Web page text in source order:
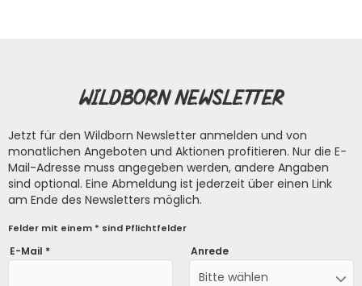
Wildborn Newsletter
Jetzt für den Wildborn Newsletter anmelden und von
monatlichen Angeboten und Aktionen profitieren. Nur die E-
Mail-Adresse muss angegeben werden, andere Angaben
sind optional. Eine Abmeldung ist jederzeit über einen Link
am Ende des Newsletters möglich.
Felder mit einem * sind Pflichtfelder
E-Mail * Anrede
Bitte wählen